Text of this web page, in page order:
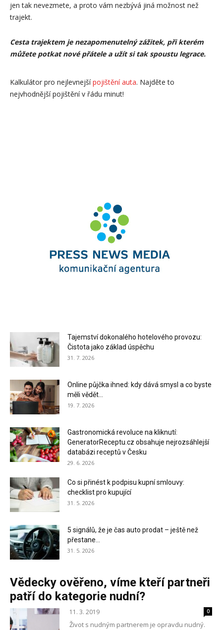
jen tak nevezmete, a proto vám nezbývá jiná možnost než
trajekt.
Cesta trajektem je nezapomenutelný zážitek, při kterém
můžete potkat nové přátele a užít si tak spoustu legrace.
Kalkulátor pro nejlevnejšípojištění auta. Najděte to
nejvhodnější pojištění v řádu minut!
Tajemství dokonalého hotelového provozu:
Čistota jako základ úspěchu
31. 7. 2026
Online půjčka ihned: kdy dává smysl a co byste
měli vědět...
19. 7. 2026
Gastronomická revoluce na kliknutí:
GeneratorReceptu.cz obsahuje nejrozsáhlejší
databázi receptů v Česku
29. 6. 2026
Co si přinést k podpisu kupní smlouvy:
checklist pro kupující
31. 5. 2026
5 signálů, že je čas auto prodat – ještě než
přestane...
31. 5. 2026
Vědecky ověřeno, víme kteří partneři
patří do kategorie nudní?
11. 3. 2019 0
Život s nudným partnerem je opravdu nudný.